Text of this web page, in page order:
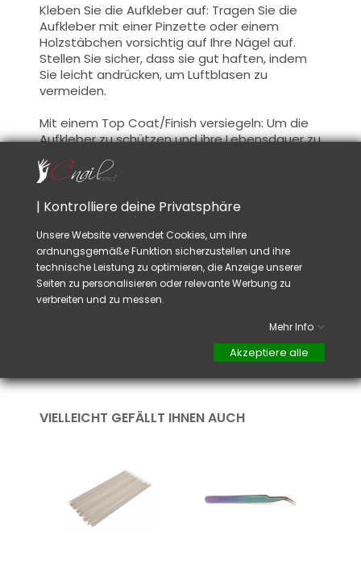
Kleben Sie die Aufkleber auf: Tragen Sie die
Aufkleber mit einer Pinzette oder einem
Holzstäbchen vorsichtig auf Ihre Nägel auf.
Stellen Sie sicher, dass sie gut haften, indem
Sie leicht andrücken, um Luftblasen zu
vermeiden.
Mit einem Top Coat/Finish versiegeln: Um die
Aufkleber zu schützen und ihre Lebensdauer zu
verlängern, tragen Sie eine Schicht Top Coat
auf den gesamten Nagel auf. Dadurch wird
auch die Nageloberfläche geglättet.
Rat:
Stellen Sie sicher, dass die Oberfläche
entfettet ist (Schwitzschicht) oder dass Ihr
Nagellack vollständig trocken ist, bevor Sie die
Aufkleber anbringen.
kombinieren, um einzigartige Designs zu
VIELLEICHT GEFÄLLT IHNEN AUCH
| Kontrolliere deine Privatsphäre
Unsere Website verwendet Cookies, um ihre
ordnungsgemäße Funktion sicherzustellen und ihre
technische Leistung zu optimieren, die Anzeige unserer
Seiten zu personalisieren oder relevante Werbung zu
verbreiten und zu messen.
Mehr Info
Akzeptiere alle